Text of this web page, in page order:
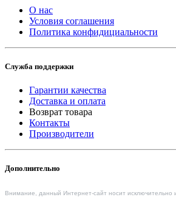
О нас
Условия соглашения
Политика конфидициальности
Служба поддержки
Гарантии качества
Доставка и оплата
Возврат товара
Контакты
Производители
Дополнительно
Внимание, данный Интернет-сайт носит